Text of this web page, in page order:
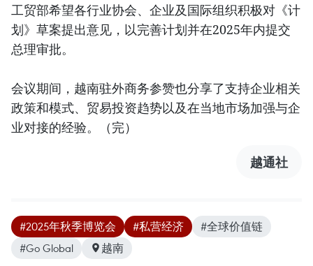
工贸部希望各行业协会、企业及国际组织积极对《计
划》草案提出意见，以完善计划并在2025年内提交
总理审批。
会议期间，越南驻外商务参赞也分享了支持企业相关
政策和模式、贸易投资趋势以及在当地市场加强与企
业对接的经验。（完）
越通社
#2025年秋季博览会 #私营经济
#全球价值链
#Go Global
越南